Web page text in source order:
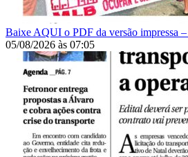
Baixe AQUI o PDF da versão impressa
05/08/2026 às 07:05